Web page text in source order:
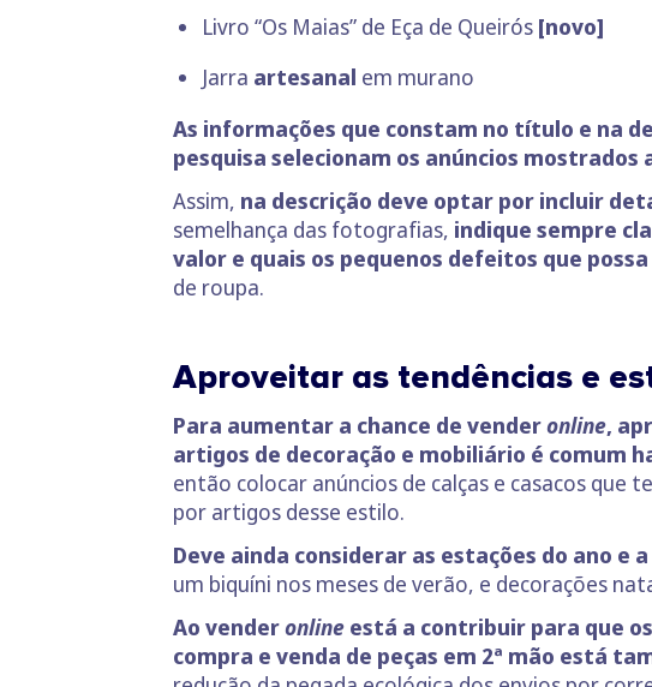
Livro “Os Maias” de Eça de Queirós [novo]
Jarra artesanal em murano
As informações que constam no título e na
pesquisa selecionam os anúncios mostrados
Assim, na descrição deve optar por incluir
semelhança das fotografias, indique sempre
valor e quais os pequenos defeitos que
de roupa.
Aproveitar as tendências e
Para aumentar a chance de venderonline,
artigos de decoração e mobiliário é comum
então colocar anúncios de calças e casacos que
por artigos desse estilo.
Deve ainda considerar as estações do ano e
um biquíni nos meses de verão, e decorações
Ao venderonline está a contribuir para que
compra e venda de peças em 2ª mão está